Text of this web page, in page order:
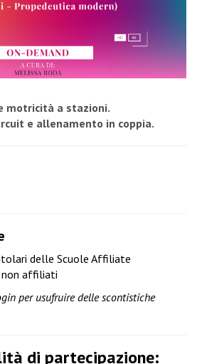
motricità a stazioni.
e allenamento in coppia.
delle Scuole Affiliate
non affiliati
per usufruire delle scontistiche
di partecipazione: